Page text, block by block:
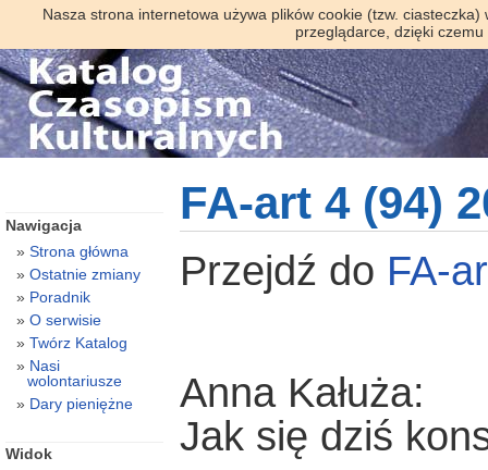
Nasza strona internetowa używa plików cookie (tzw.
przeglądarce, dzięki
FA-art 4 (94)
Przejdź do FA-
Anna Kałuża:
Jak się dziś
Nawigacja
Strona główna
Ostatnie zmiany
Poradnik
O serwisie
Twórz Katalog
Nasi
wolontariusze
Dary pieniężne
Widok